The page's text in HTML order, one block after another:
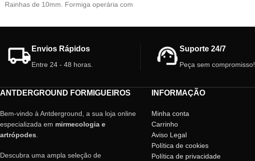
Rainhas de 10mm. Formiga operária com
Envios Rápidos
Entre 24 - 48 horas.
Suporte 24/7
Peça sem compromisso!
ANTDERGROUND FORMIGUEIROS
Bem-vindo à Antderground, a sua loja online
especializada em mirmecologia e
artrópodes
Descubra uma ampla seleção de
INFORMAÇÃO
Minha conta
Carrinho
Aviso Legal
Política de cookies
Política de privacidade